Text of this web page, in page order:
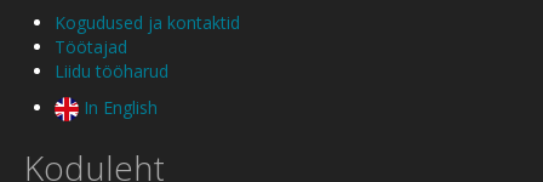
Kogudused ja kontaktid
Töötajad
Liidu tööharud
In English
Koduleht